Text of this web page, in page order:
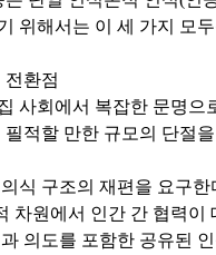
위해서는 이 세 가지 모
전환점
사회에서 복잡한 문명으
필적할 만한 규모의 단절
식 구조의 재편을 요구
차원에서 인간 간 협력
의도를 포함한 공유된